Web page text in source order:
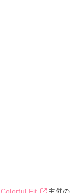
Colorful Fit
主催の